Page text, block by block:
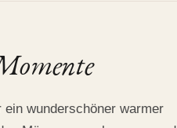
wunderschöner warmer